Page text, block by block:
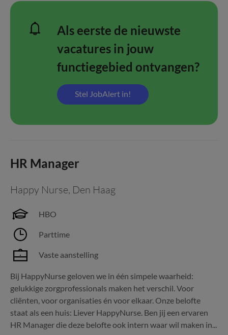
Als eerste de nieuwste
vacatures in jouw
functiegebied ontvangen?
Stel JobAlert in!
HR Manager
Happy Nurse, Den Haag
HBO
Parttime
Vaste aanstelling
Bij HappyNurse geloven we in één simpele waarheid:
gelukkige zorgprofessionals maken het verschil. Voor
cliënten, voor organisaties én voor elkaar. Onze belofte
staat als een huis: Liever HappyNurse. Ben jij een ervaren
HR Manager die deze belofte ook intern waar wil maken in...